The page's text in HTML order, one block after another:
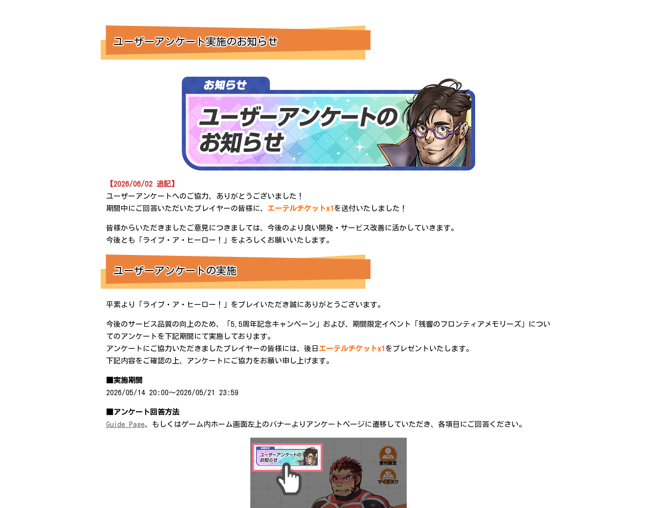
ユーザーアンケート実施のお知らせ
【2026/06/02 追記】
ユーザーアンケートへのご協力、ありがとうございました！
期間中にご回答いただいたプレイヤーの皆様に、 エーテルチケットx1 を送付いたしました！
皆様からいただきましたご意見につきましては、今後のより良い開発・サービス改善に活かしていきます。
今後とも「ライブ・ア・ヒーロー！」をよろしくお願いいたします。
ユーザーアンケートの実施
平素より「ライブ・ア・ヒーロー！」をプレイいただき誠にありがとうございます。
今後のサービス品質の向上のため、「5.5周年記念キャンペーン」および、期間限定イベント「残響のフロンティアメモリーズ」につい
てのアンケートを下記期間にて実施しております。
アンケートにご協力いただきましたプレイヤーの皆様には、後日 エーテルチケットx1 をプレゼントいたします。
下記内容をご確認の上、アンケートにご協力をお願い申し上げます。
■実施期間
2026/05/14 20:00～2026/05/21 23:59
■アンケート回答方法
Guide Page、もしくはゲーム内ホーム画面左上のバナーよりアンケートページに遷移していただき、各項目にご回答ください。